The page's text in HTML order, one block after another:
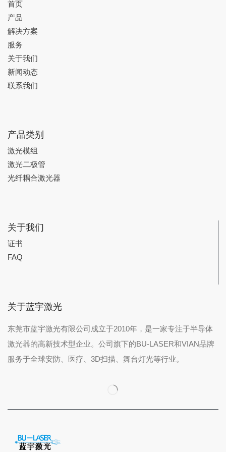
首页
产品
解决方案
服务
关于我们
新闻动态
联系我们
产品类别
激光模组
激光二极管
光纤耦合激光器
关于我们
证书
FAQ
关于蓝宇激光
东莞市蓝宇激光有限公司成立于2010年，是一家专注于半导体
激光器的高新技术型企业。公司旗下的BU-LASER和VIAN品牌
服务于全球安防、医疗、3D扫描、舞台灯光等行业。